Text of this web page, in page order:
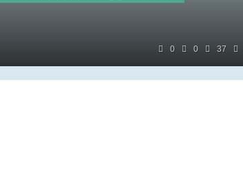
0 0 37